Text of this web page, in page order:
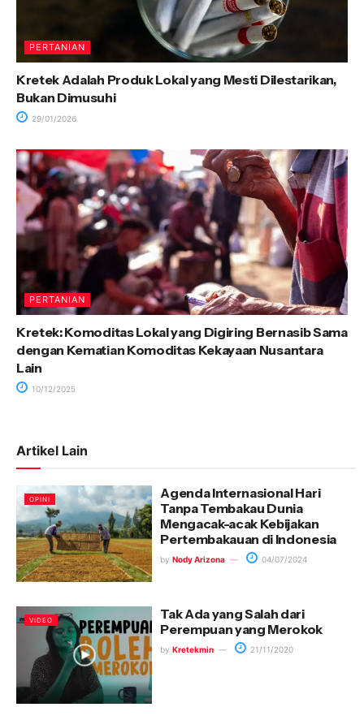
PERTANIAN
Kretek Adalah Produk Lokal yang Mesti Dilestarikan,
Bukan Dimusuhi
29/01/2026
PERTANIAN
Kretek: Komoditas Lokal yang Digiring Bernasib Sama
dengan Kematian Komoditas Kekayaan Nusantara
Lain
10/12/2025
Artikel Lain
OPINI
Agenda Internasional Hari
Tanpa Tembakau Dunia
Mengacak-acak Kebijakan
Pertembakauan di Indonesia
by Nody Arizona 04/07/2024
VIDEO
Tak Ada yang Salah dari
Perempuan yang Merokok
by Kretekmin 21/11/2020